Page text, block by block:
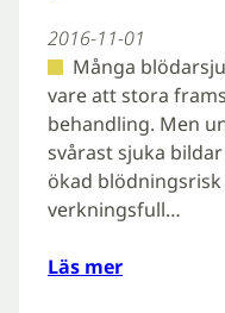
2016-11-01
Många
vare att stora
behandling. Men
svårast sjuka
ökad
verkningsfull…
Läs mer